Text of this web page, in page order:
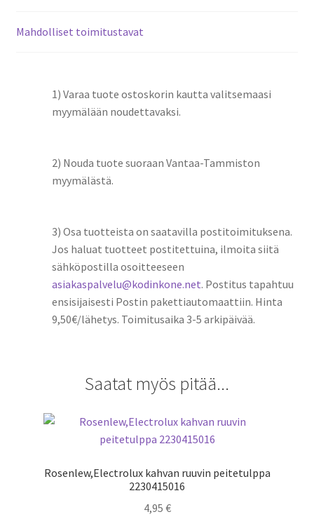
Mahdolliset toimitustavat
1) Varaa tuote ostoskorin kautta valitsemaasi
myymälään noudettavaksi.
2) Nouda tuote suoraan Vantaa-Tammiston
myymälästä.
3) Osa tuotteista on saatavilla postitoimituksena.
Jos haluat tuotteet postitettuina, ilmoita siitä
sähköpostilla osoitteeseen
asiakaspalvelu@kodinkone.net. Postitus tapahtuu
ensisijaisesti Postin pakettiautomaattiin. Hinta
9,50€/lähetys. Toimitusaika 3-5 arkipäivää.
Saatat myös pitää...
Rosenlew,Electrolux kahvan ruuvin peitetulppa
2230415016
4,95 €